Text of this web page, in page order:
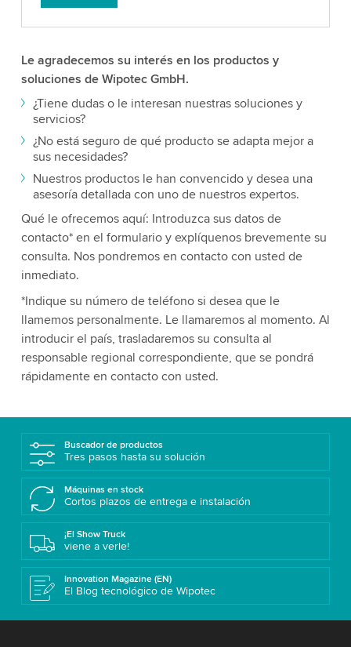
Le agradecemos su interés en los productos y
soluciones de Wipotec GmbH.
¿Tiene dudas o le interesan nuestras soluciones y
servicios?
¿No está seguro de qué producto se adapta mejor a
sus necesidades?
Nuestros productos le han convencido y desea una
asesoría detallada con uno de nuestros expertos.
Qué le ofrecemos aquí: Introduzca sus datos de
contacto* en el formulario y explíquenos brevemente su
consulta. Nos pondremos en contacto con usted de
inmediato.
*Indique su número de teléfono si desea que le
llamemos personalmente. Le llamaremos al momento. Al
introducir el país, trasladaremos su consulta al
responsable regional correspondiente, que se pondrá
rápidamente en contacto con usted.
Buscador de productos
Tres pasos hasta su solución
Máquinas en stock
Cortos plazos de entrega e instalación
¡El Show Truck
viene a verle!
Innovation Magazine (EN)
El Blog tecnológico de Wipotec